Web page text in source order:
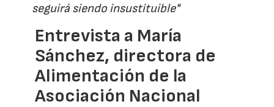
seguirá siendo insustituible"
Entrevista a María
Sánchez, directora de
Alimentación de la
Asociación Nacional